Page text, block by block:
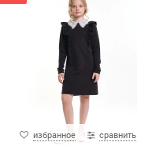
избранное сравнить